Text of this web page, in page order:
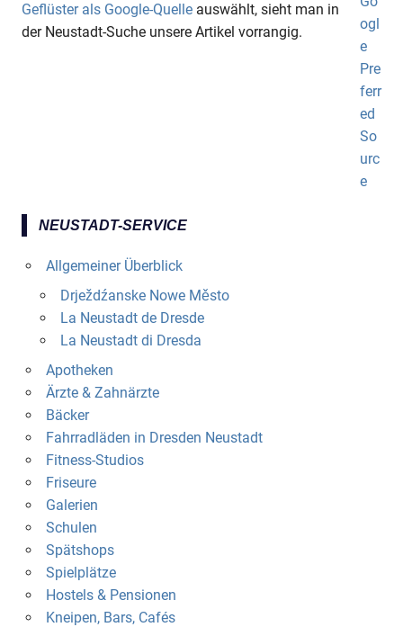
Geflüster als Google-Quelle auswählt, sieht man in
der Neustadt-Suche unsere Artikel vorrangig.
NEUSTADT-SERVICE
Allgemeiner Überblick
Drježdźanske Nowe Město
La Neustadt de Dresde
La Neustadt di Dresda
Apotheken
Ärzte & Zahnärzte
Bäcker
Fahrradläden in Dresden Neustadt
Fitness-Studios
Friseure
Galerien
Schulen
Spätshops
Spielplätze
Hostels & Pensionen
Kneipen, Bars, Cafés